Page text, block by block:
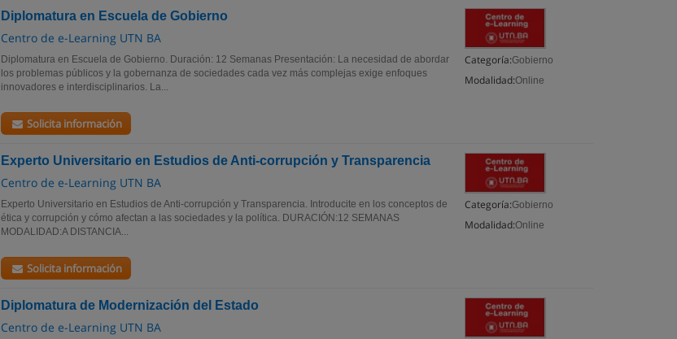
Diplomatura en Escuela de Gobierno
Centro de e-Learning UTN BA
Categoría:Gobierno
Modalidad:Online
Diplomatura en Escuela de Gobierno. Duración: 12 Semanas Presentación: La necesidad de abordar
los problemas públicos y la gobernanza de sociedades cada vez más complejas exige enfoques
innovadores e interdisciplinarios. La...
Solicita información
Experto Universitario en Estudios de Anti-corrupción y Transparencia
Centro de e-Learning UTN BA
Categoría:Gobierno
Modalidad:Online
Experto Universitario en Estudios de Anti-corrupción y Transparencia. Introducite en los conceptos de
ética y corrupción y cómo afectan a las sociedades y la política. DURACIÓN:12 SEMANAS
MODALIDAD:A DISTANCIA...
Solicita información
Diplomatura de Modernización del Estado
Centro de e-Learning UTN BA